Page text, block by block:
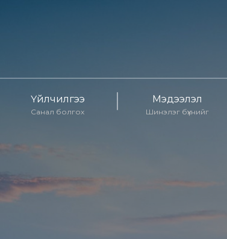
Үйлчилгээ
Санал болгох
Мэдээлэл
Шинэлэг бүхнийг